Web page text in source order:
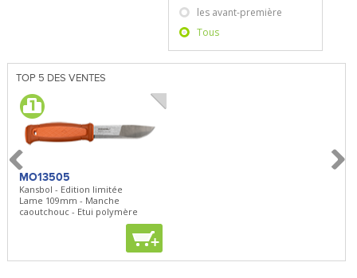
les avant-première
Tous
TOP 5 DES VENTES
MO13505
Kansbol - Edition limitée
Lame 109mm - Manche
caoutchouc - Etui polymère
+